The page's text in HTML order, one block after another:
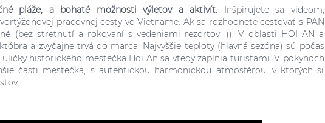
pláže, a bohaté možnosti výletov a aktivít. Inšpirujete sa videom,
pracovnej cesty vo Vietname. Ak sa rozhodnete cestovať s PAN
(bez stretnutí a rokovaní s vedeniami rezortov :)). V oblasti HOI AN a
a zvyčajne trvá do marca. Najvyššie teploty (hlavná sezóna) sú počas
historického mestečka Hoi An sa vtedy zaplnia turistami. V pokynoch
časti mestečka, s autentickou harmonickou atmosférou, v ktorých si